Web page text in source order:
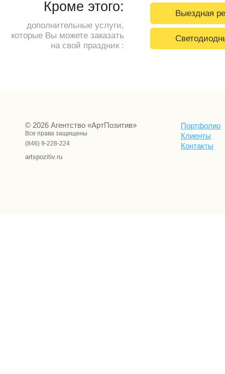
Кроме этого:
дополнительные услуги,
которые Вы можете заказать
на свой праздник :
Выездная
© 2026 Агентство «АртПозитив»
Все права защищены
(846) 9-228-224
artspozitiv.ru
Портфолио
Клиенты
Контакты